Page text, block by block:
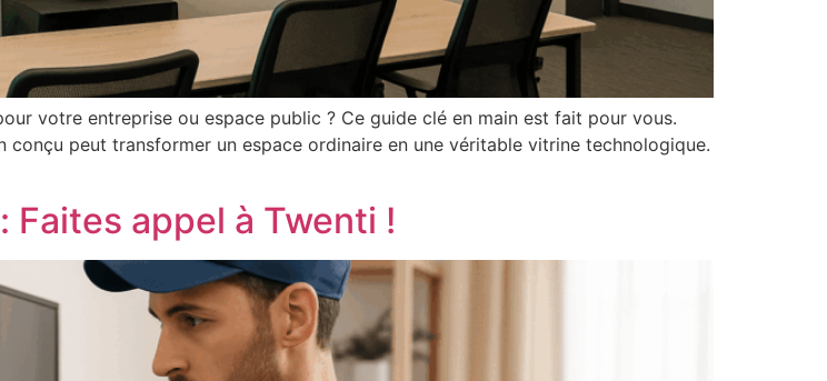
votre entreprise ou espace public ? Ce guide clé en main est fait pour vous.
conçu peut transformer un espace ordinaire en une véritable vitrine technologique.
Faites appel à Twenti !